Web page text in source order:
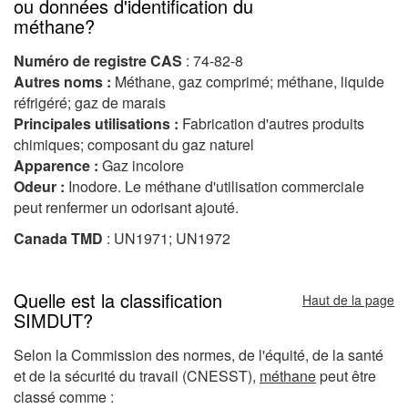
ou données d'identification du
méthane?
Numéro de registre CAS : 74-82-8
Autres noms : Méthane, gaz comprimé; méthane, liquide
réfrigéré; gaz de marais
Principales utilisations : Fabrication d'autres produits
chimiques; composant du gaz naturel
Apparence : Gaz incolore
Odeur : Inodore. Le méthane d'utilisation commerciale
peut renfermer un odorisant ajouté.
Canada TMD : UN1971; UN1972
Quelle est la classification
SIMDUT?
Haut de la page
Selon la Commission des normes, de l'équité, de la santé
et de la sécurité du travail (CNESST), méthanepeut être
classé comme :